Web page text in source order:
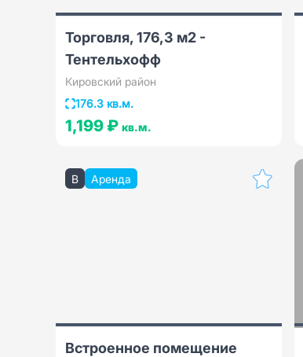
Торговля, 176,3 м2 -
Тентельхофф
Кировский район
176.3 кв.м.
1,199 ₽ кв.м.
B Аренда
Встроенное помещение